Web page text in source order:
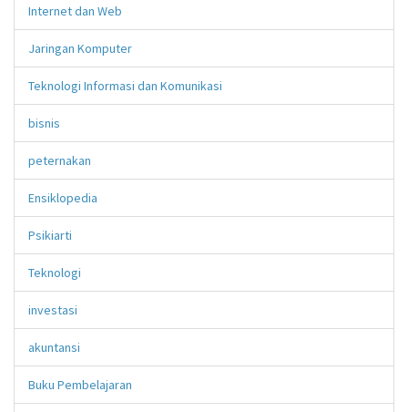
Internet dan Web
Jaringan Komputer
Teknologi Informasi dan Komunikasi
bisnis
peternakan
Ensiklopedia
Psikiarti
Teknologi
investasi
akuntansi
Buku Pembelajaran